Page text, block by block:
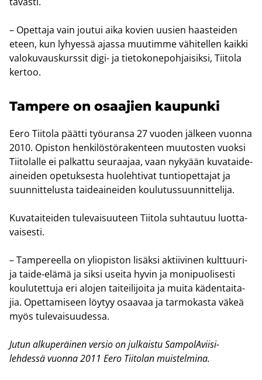
– Opet­ta­ja vain jou­tui aika ko­vien uusien haas­tei­den
eteen, kun ly­hyes­sä ajas­sa muu­tim­me vä­hi­tel­len kaik­ki
va­lo­ku­vaus­kurs­sit digi- ja tie­to­ko­ne­poh­jai­sik­si, Tii­to­la
ker­too.
Tam­pe­re on osaa­jien kau­pun­ki
Eero Tii­to­la päät­ti työ­uran­sa 27 vuo­den jäl­keen vuon­na
2010. Opis­ton hen­ki­lös­tö­ra­ken­teen muu­tos­ten vuok­si
Tii­to­lal­le ei pal­kat­tu seu­raa­jaa, vaan ny­ky­ään ku­va­tai­de­
ai­nei­den ope­tuk­ses­ta huo­leh­ti­vat tun­tio­pet­ta­jat ja
suun­nit­te­lus­ta tai­de­ai­nei­den kou­lu­tus­suun­nit­te­li­ja.
Ku­va­tai­tei­den tu­le­vai­suu­teen Tii­to­la suh­tau­tuu luot­ta­
vai­ses­ti.
– Tam­pe­reel­la on yli­opis­ton li­säk­si ak­tii­vi­nen kulttuuri-​
ja taide-​elämä ja siksi usei­ta hyvin ja mo­ni­puo­li­ses­ti
kou­lu­tet­tu­ja eri alo­jen tai­tei­li­joi­ta ja muita kä­den­tai­ta­
jia. Opet­ta­mi­seen löy­tyy osaa­vaa ja tar­mo­kas­ta väkeä
myös tu­le­vai­suu­des­sa.
Jutun al­ku­pe­räi­nen ver­sio on jul­kais­tu SampolAviisi-​
lehdessä vuon­na 2011 Eero Tii­to­lan muis­tel­mi­na.